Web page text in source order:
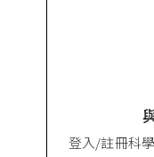
登入/註冊科